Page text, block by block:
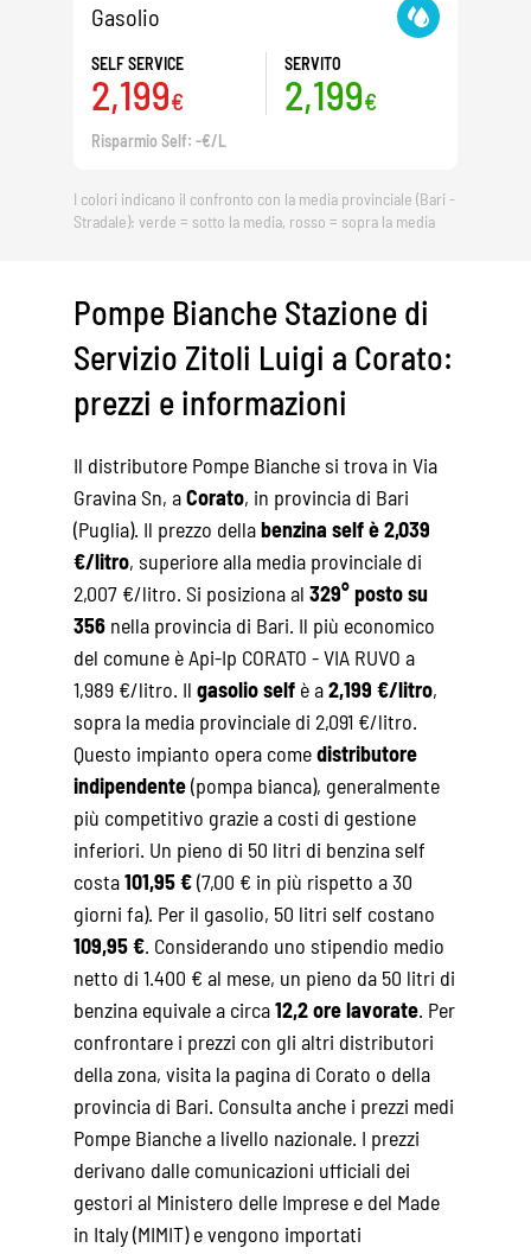
Gasolio
SELF SERVICE
2,199€
SERVITO
2,199€
Risparmio Self: -€/L
I colori indicano il confronto con la media provinciale (Bari -
Stradale): verde = sotto la media, rosso = sopra la media
Pompe Bianche Stazione di
Servizio Zitoli Luigi a Corato:
prezzi e informazioni
Il distributore Pompe Bianche si trova in Via
Gravina Sn, aCorato, in provincia di Bari
(Puglia). Il prezzo dellabenzina self è 2,039
€/litro, superiore alla media provinciale di
2,007 €/litro. Si posiziona al 329° posto su
356 nella provincia di Bari. Il più economico
del comune è Api-Ip CORATO - VIA RUVO a
1,989 €/litro. Il gasolio self è a2,199 €/litro,
sopra la media provinciale di 2,091 €/litro.
Questo impianto opera comedistributore
indipendente(pompa bianca), generalmente
più competitivo grazie a costi di gestione
inferiori. Un pieno di 50 litri di benzina self
costa101,95 €(7,00 € in più rispetto a 30
giorni fa). Per il gasolio, 50 litri self costano
109,95 €. Considerando uno stipendio medio
netto di 1.400 € al mese, un pieno da 50 litri di
benzina equivale a circa12,2 ore lavorate. Per
confrontare i prezzi con gli altri distributori
della zona, visita la pagina di Corato o della
provincia di Bari. Consulta anche i prezzi medi
Pompe Bianchea livello nazionale. I prezzi
derivano dalle comunicazioni ufficiali dei
gestori al Ministero delle Imprese e del Made
in Italy (MIMIT) e vengono importati